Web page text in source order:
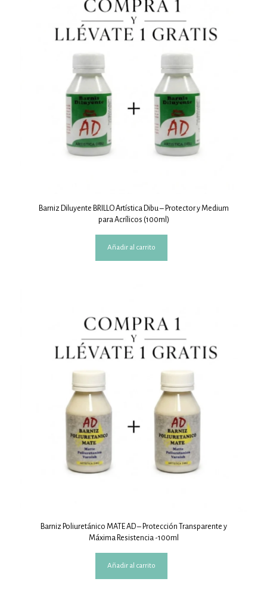
Barniz Diluyente BRILLO Artística Dibu – Protector y Medium
para Acrílicos (100ml)
Añadir al carrito
Barniz Poliuretánico MATE AD – Protección Transparente y
Máxima Resistencia -100ml
Añadir al carrito